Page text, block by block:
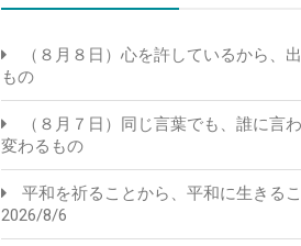
（８月８日）心を許しているから、
もの
（８月７日）同じ言葉でも、誰に言
変わるもの
平和を祈ることから、平和に生きるこ
2026/8/6